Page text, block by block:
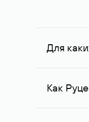
Для
Услуга
Как
Для связи